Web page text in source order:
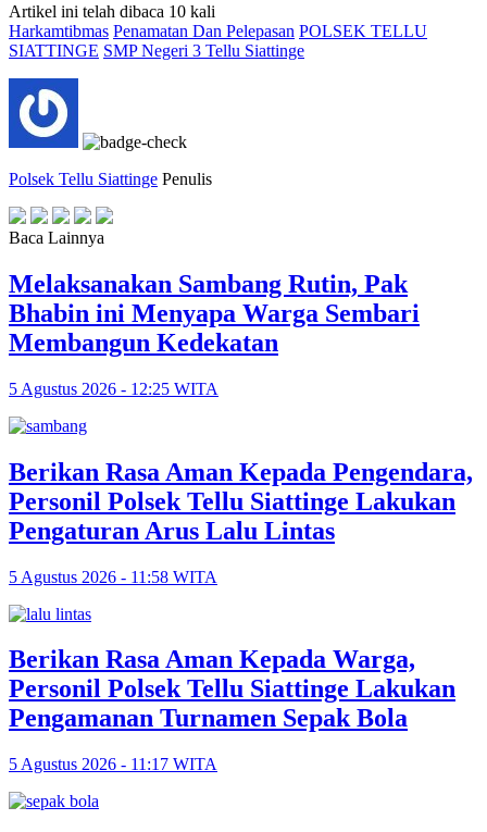
Artikel ini telah dibaca 10 kali
Harkamtibmas Penamatan Dan Pelepasan POLSEK TELLU
SIATTINGE SMP Negeri 3 Tellu Siattinge
Polsek Tellu Siattinge Penulis
Baca Lainnya
Melaksanakan Sambang Rutin, Pak
Bhabin ini Menyapa Warga Sembari
Membangun Kedekatan
5 Agustus 2026 - 12:25 WITA
Berikan Rasa Aman Kepada Pengendara,
Personil Polsek Tellu Siattinge Lakukan
Pengaturan Arus Lalu Lintas
5 Agustus 2026 - 11:58 WITA
Berikan Rasa Aman Kepada Warga,
Personil Polsek Tellu Siattinge Lakukan
Pengamanan Turnamen Sepak Bola
5 Agustus 2026 - 11:17 WITA